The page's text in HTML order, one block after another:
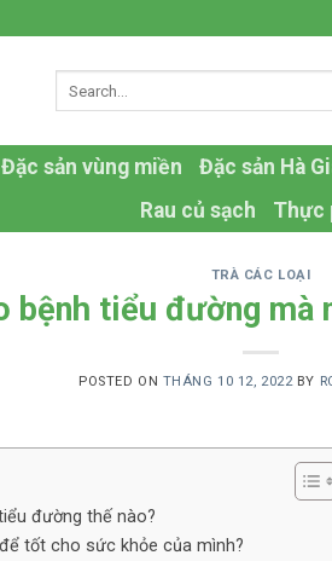
Đặc sản vùng miền Đặc sản Hà
Rau củ sạch
Thực
TRÀ CÁC LOẠI
bệnh tiểu đường
POSTED ON THÁNG 10 12, 2022 BY
đường thế nào?
tốt cho sức khỏe của mình?